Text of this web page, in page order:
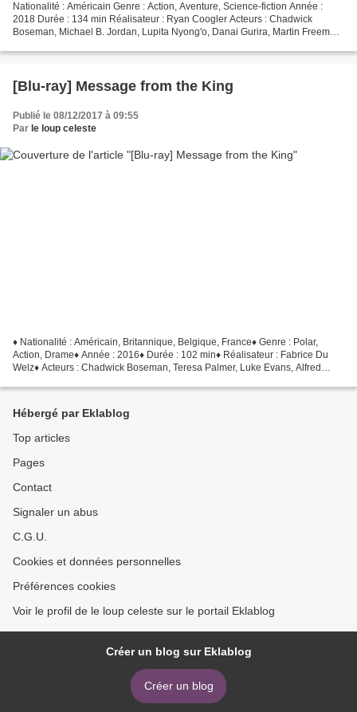
Nationalité : Américain Genre : Action, Aventure, Science-fiction Année :
2018 Durée : 134 min Réalisateur : Ryan Coogler Acteurs : Chadwick
Boseman, Michael B. Jordan, Lupita Nyong'o, Danai Gurira, Martin Freeman
[Blu-ray] Message from the King
Publié le 08/12/2017 à 09:55
Par le loup celeste
♦ Nationalité : Américain, Britannique, Belgique, France♦ Genre : Polar,
Action, Drame♦ Année : 2016♦ Durée : 102 min♦ Réalisateur : Fabrice Du
Welz♦ Acteurs : Chadwick Boseman, Teresa Palmer, Luke Evans, Alfred
Hébergé par Eklablog
Top articles
Pages
Contact
Signaler un abus
C.G.U.
Cookies et données personnelles
Préférences cookies
Voir le profil de le loup celeste sur le portail Eklablog
Créer un blog sur Eklablog
Créer un blog